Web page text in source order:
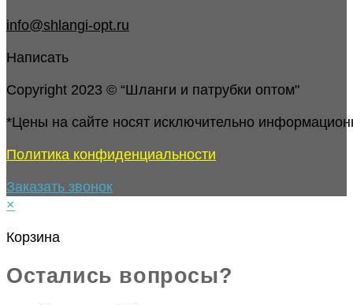
info@shlangi-opt.ru
Написать
Copyright 2023 © “Шланги и патрубки оптом"
*Цены на сайте носят исключительно
Политика конфиденциальности
Заказать звонок
×
Корзина
Остались вопросы?